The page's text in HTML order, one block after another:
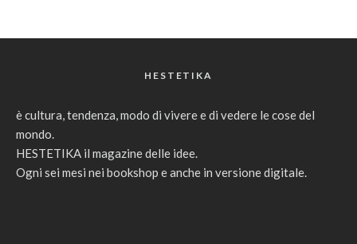
HESTETIKA
è cultura, tendenza, modo di vivere e di vedere le cose del
mondo.
HESTETIKA il magazine delle idee.
Ogni sei mesi nei bookshop e anche in versione digitale.